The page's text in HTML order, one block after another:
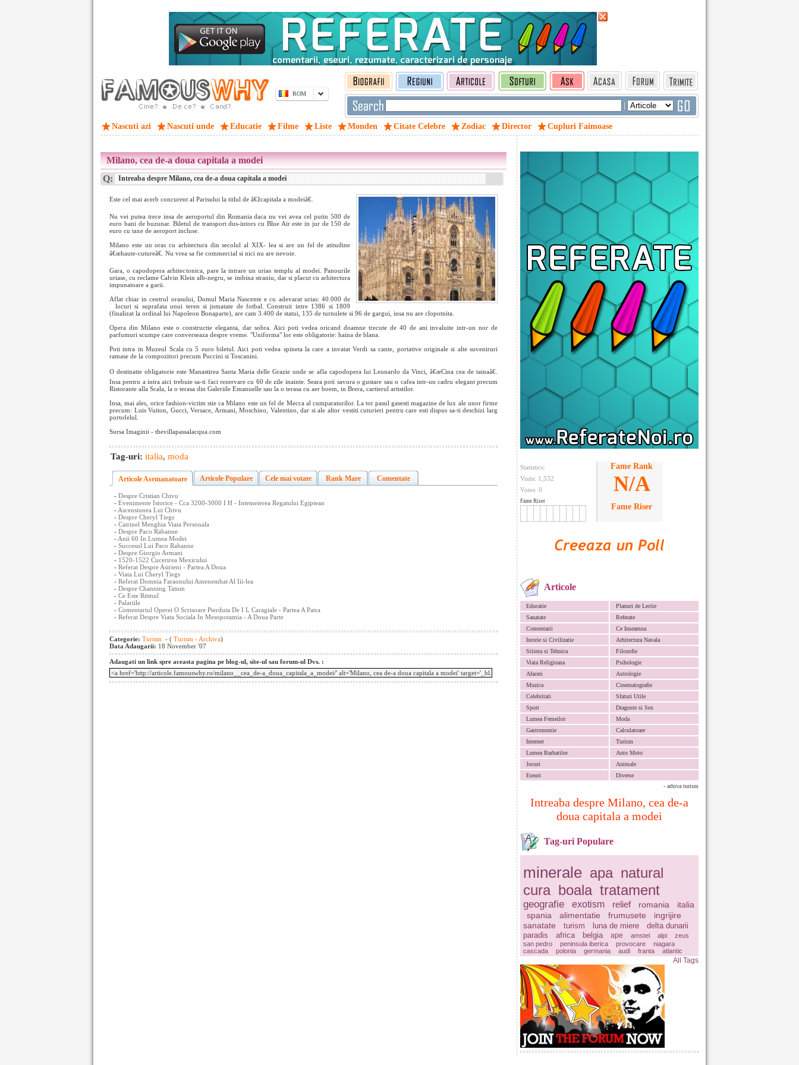
ROM
|
Nascuti azi Nascuti unde Educatie Filme Liste Monden Citate Celebre Zodiac Director Cupluri Faimoase
Statistics:
Visits: 1,532
Votes: 0
Fame Riser
Fame Rank
N/A
Fame Riser
Articole
Educatie
Planuri de Lectie
Sanatate
Referate
Comentarii
Ce Inseamna
Istorie si Civilizatie
Arhitectura Navala
Stiinta si Tehnica
Filozofie
Viata Religioasa
Psihologie
Afaceri
Astrologie
Muzica
Cinematografie
Celebritati
Sfaturi Utile
Sport
Dragoste si Sex
Lumea Femeilor
Moda
Gastronomie
Calculatoare
Internet
Turism
Lumea Barbatilor
Auto Moto
Jocuri
Animale
Eseuri
Diverse
- arhiva turism
Intreaba despre Milano, cea de-a
doua capitala a modei
Tag-uri Populare
minerale apa natural
cura boala tratament
geografie exotism relief romania
italia
spania
alimentatie frumusete
ingrijire
sanatate
turism luna de miere
delta dunarii
paradis
africa belgia ape amstel alpi
zeus
san pedro
peninsula iberica provocare
niagara
cascada
polonia germania audi franta atlantic
All Tags
Milano, cea de-a doua capitala a modei
Q: Intreaba despre Milano, cea de-a doua capitala a modei
Este cel mai acerb concurent al Parisului la titlul de â€žcapitala a modeiâ€.
Nu vei putea trece insa de aeroportul din Romania daca nu vei avea cel putin 500 de
euro bani de buzunar. Biletul de transport dus-intors cu Blue Air este in jur de 150 de
euro cu taxe de aeroport incluse.
Milano este un oras cu arhitectura din secolul al XIX- lea si are un fel de atitudine
â€œhaute-cutureâ€. Nu vrea sa fie commercial si nici nu are nevoie.
Gara, o capodopera arhitectonica, pare la intrare un urias templu al modei. Panourile
uriase, cu reclame Calvin Klein alb-negru, se imbina straniu, dar si placut cu arhitectura
impunatoare a garii.
Aflat chiar in centrul orasului, Domul Maria Nascente e cu adevarat urias: 40.000 de
locuri si suprafata unui teren si jumatate defotbal. Construit intre 1386 si 1809
(finalizat la ordinal lui Napoleon Bonaparte), are cam 3.400 de statui, 135 de turnulete si 96 de gargui, insa nu are clopotnita.
Opera din Milano este o constructie eleganta, dar sobra. Aici poti vedea oricand doamne trecute de 40 de ani invaluite intr-un nor de
parfumuri scumpe care converseaza despre vreme. "Uniforma" lor este obligatorie: haina de blana.
Poti intra in Muzeul Scala cu 5 euro biletul. Aici poti vedea spineta la care a invatat Verdi sa cante, portative originale si alte suveniruri
ramase de la compozitori precum Puccini si Toscanini.
O destinatie obligatorie este Manastirea Santa Maria delle Grazie unde se afla capodopera lui Leunardo da Vinci, â€œCina cea de tainaâ€.
Insa pentru a intra aici trebuie sa-ti faci rezervare cu 60 de zile inainte. Seara poti savura o gustare sau o cafea intr-un cadru elegant precum
Ristorante alla Scala, la o terasa din Galeriile Emanuelle sau la o terasa cu aer boem, in Brera, cartierul artistilor.
Insa, mai ales, orice fashion-victim stie ca Milano este un fel de Mecca al cumparaturilor. La tot pasul gasesti magazine de lux ale unor firme
precum: Luis Vuiton, Gucci, Versace, Armani, Moschino, Valentino, dar si ale altor vestiti cuturieri pentru care esti dispus sa-ti deschizi larg
portofelul.
Sursa Imaginii - thevillapassalacqua.com
Tag-uri: italia, moda
Articole Asemanatoare Articole Populare Cele mai votate Rank Mare Comentate
- Despre Cristian Chivu
- Evenimente Istorice - Cca 3200-3000 I H - Intemeierea Regatului Egiptean
- Ascensiunea Lui Chivu
- Despre Cheryl Tiegs
- Catrinel Menghia Viata Personala
- Despre Paco Rabanne
- Anii 60 In Lumea Modei
- Succesul Lui Paco Rabanne
- Despre Giorgio Armani
- 1520-1522 Cucerirea Mexicului
- Referat Despre Asirieni - Partea A Doua
- Viata Lui Cheryl Tiegs
- Referat Domnia Faraonului Amenemhat Al Iii-lea
- Despre Channing Tatum
- Ce Este Ritmul
- Palariile
- Comentariul Operei O Scrisoare Pierduta De I L Caragiale - Partea A Patra
- Referat Despre Viata Sociala In Mesopotamia - A Doua Parte
Categorie: Turism - ( Turism - Archiva)
Data Adaugarii: 18 November '07
Adaugati un link spre aceasta pagina pe blog-ul, site-ul sau forum-ul Dvs. :